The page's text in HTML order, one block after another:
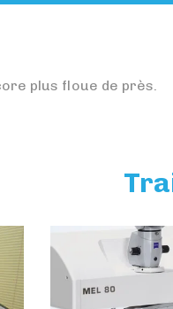
plus floue de près.